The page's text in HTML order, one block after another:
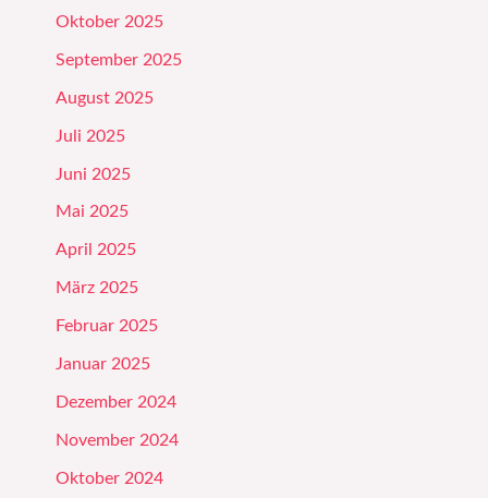
Oktober 2025
September 2025
August 2025
Juli 2025
Juni 2025
Mai 2025
April 2025
März 2025
Februar 2025
Januar 2025
Dezember 2024
November 2024
Oktober 2024